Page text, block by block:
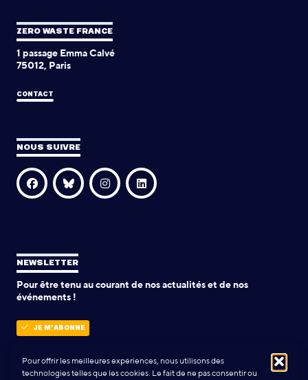
Pour offrir les meilleures expériences, nous utilisons des
technologies telles que les cookies. Le fait de ne pas consentir ou
ZERO WASTE FRANCE
1 passage Emma Calvé
75012, Paris
CONTACT
NOUS SUIVRE
NEWSLETTER
Pour être tenu au courant de nos actualités et de nos
événements !
JE M'ABONNE
POLITIQUE DE CONFIDENTIALITÉ